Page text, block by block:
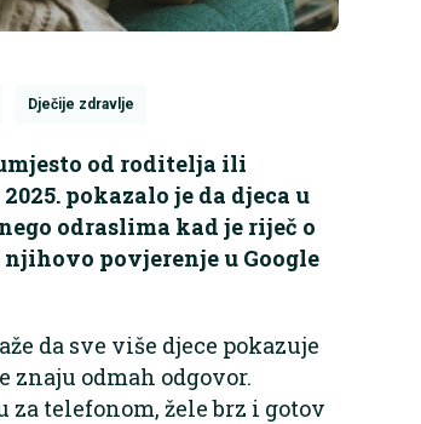
Dječije zdravlje
umjesto od roditelja ili
pokazalo je da djeca u
odraslima kad je riječ o
povjerenje u Google
da sve više djece pokazuje
odmah odgovor.
za telefonom, žele brz i gotov